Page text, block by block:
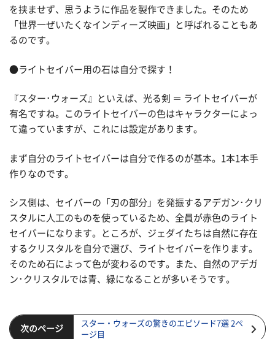
を挟ませず、思うように作品を製作できました。そのため
「世界一ぜいたくなインディーズ映画」と呼ばれることもあ
るのです。
●ライトセイバー用の石は自分で探す！
『スター･ウォーズ』といえば、光る剣 ＝ ライトセイバーが
有名ですね。このライトセイバーの色はキャラクターによっ
て違っていますが、これには設定があります。
まず自分のライトセイバーは自分で作るのが基本。1本1本手
作りなのです。
シス側は、セイバーの「刃の部分」を発振するアデガン･クリ
スタルに人工のものを使っているため、全員が赤色のライト
セイバーになります。ところが、ジェダイたちは自然に存在
するクリスタルを自分で選び、ライトセイバーを作ります。
そのため石によって色が変わるのです。また、自然のアデガ
ン･クリスタルでは青、緑になることが多いそうです。
次のページ
スター・ウォーズの驚きのエピソード7選 2ペ
ージ目